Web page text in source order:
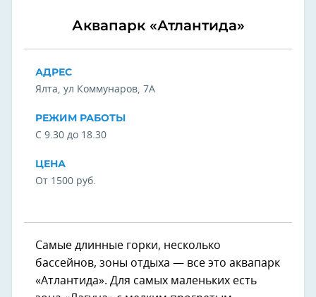
Аквапарк «Атлантида»
АДРЕС
Ялта, ул Коммунаров, 7А
РЕЖИМ РАБОТЫ
С 9.30 до 18.30
ЦЕНА
От 1500 руб.
Самые длинные горки, несколько
бассейнов, зоны отдыха — все это аквапарк
«Атлантида». Для самых маленьких есть